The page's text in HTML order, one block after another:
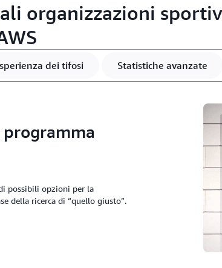
organizzazioni
dei tifosi Statistiche avanzate
programma
possibili opzioni per la
della ricerca di “quello giusto”.